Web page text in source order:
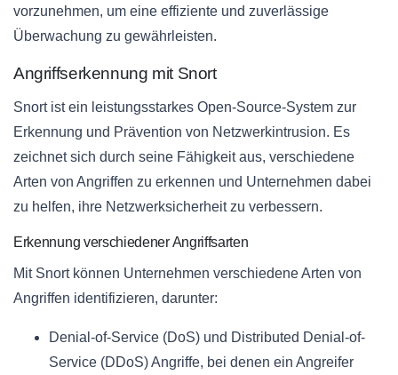
vorzunehmen, um eine effiziente und zuverlässige
Überwachung zu gewährleisten.
Angriffserkennung mit Snort
Snort ist ein leistungsstarkes Open-Source-System zur
Erkennung und Prävention von Netzwerkintrusion. Es
zeichnet sich durch seine Fähigkeit aus, verschiedene
Arten von Angriffen zu erkennen und Unternehmen dabei
zu helfen, ihre Netzwerksicherheit zu verbessern.
Erkennung verschiedener Angriffsarten
Mit Snort können Unternehmen verschiedene Arten von
Angriffen identifizieren, darunter:
Denial-of-Service (DoS) und Distributed Denial-of-
Service (DDoS) Angriffe, bei denen ein Angreifer